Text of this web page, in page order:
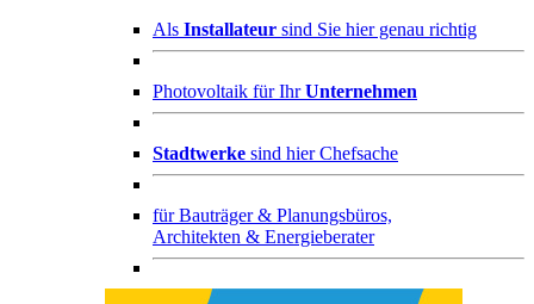
Als Installateur sind Sie hier genau richtig
Photovoltaik für IhrUnternehmen
Stadtwerke sind hier Chefsache
fürBauträger & Planungsbüros,
Architekten & Energieberater